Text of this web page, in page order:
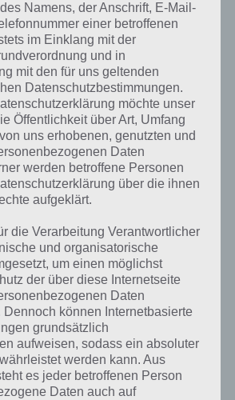
zur Lösung
für das tägliche Rätsel am 24.10.2021 in 4
Bedeutung hat dieses eigentlich und was
Passt das Wort auch zu Spooktober? Zu
wir daher auch immer eine
zunächst keine weiteren Informationen
teilen Teilen auf Facebook
Namens, der Anschrift, E-Mail-
einer betroffenen
im Einklang mit der
und in
mit den für uns geltenden
Datenschutzbestimmungen.
möchte unser
Öffentlichkeit über Art, Umfang
uns erhobenen, genutzten und
Daten
werden betroffene Personen
über die ihnen
aufgeklärt.
die Verarbeitung Verantwortlicher
und organisatorische
um einen möglichst
der über diese Internetseite
Daten
können Internetbasierte
grundsätzlich
aufweisen, sodass ein absoluter
werden kann. Aus
es jeder betroffenen Person
Daten auch auf